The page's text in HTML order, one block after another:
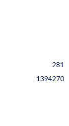
281
1394270